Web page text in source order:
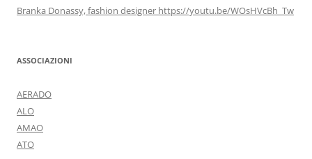
Branka Donassy, fashion designer https://youtu.be/WOsHVcBh_Tw
ASSOCIAZIONI
AERADO
ALO
AMAO
ATO